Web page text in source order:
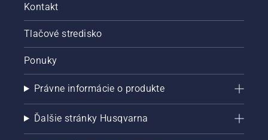
Kontakt
Tlačové stredisko
Ponuky
Právne informácie o produkte
Ďalšie stránky Husqvarna